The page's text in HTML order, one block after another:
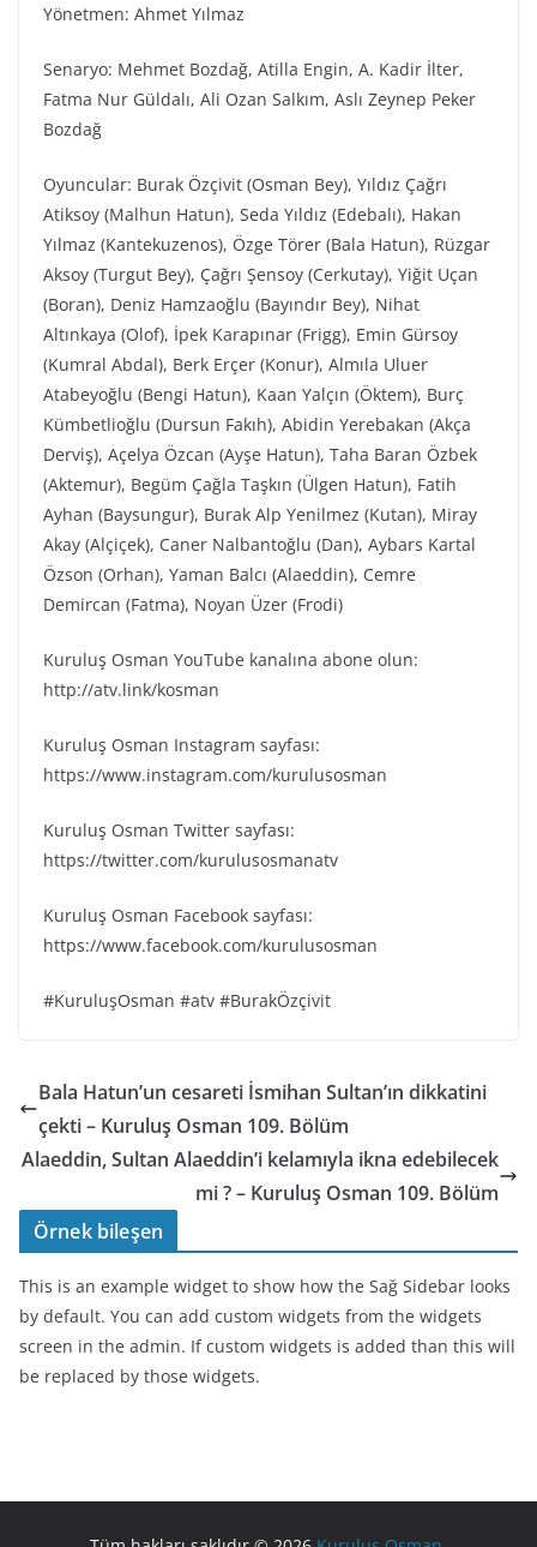
Yönetmen: Ahmet Yılmaz
Senaryo: Mehmet Bozdağ, Atilla Engin, A. Kadir İlter,
Fatma Nur Güldalı, Ali Ozan Salkım, Aslı Zeynep Peker
Bozdağ
Oyuncular: Burak Özçivit (Osman Bey), Yıldız Çağrı
Atiksoy (Malhun Hatun), Seda Yıldız (Edebalı), Hakan
Yılmaz (Kantekuzenos), Özge Törer (Bala Hatun), Rüzgar
Aksoy (Turgut Bey), Çağrı Şensoy (Cerkutay), Yiğit Uçan
(Boran), Deniz Hamzaoğlu (Bayındır Bey), Nihat
Altınkaya (Olof), İpek Karapınar (Frigg), Emin Gürsoy
(Kumral Abdal), Berk Erçer (Konur), Almıla Uluer
Atabeyoğlu (Bengi Hatun), Kaan Yalçın (Öktem), Burç
Kümbetlioğlu (Dursun Fakıh), Abidin Yerebakan (Akça
Derviş), Açelya Özcan (Ayşe Hatun), Taha Baran Özbek
(Aktemur), Begüm Çağla Taşkın (Ülgen Hatun), Fatih
Ayhan (Baysungur), Burak Alp Yenilmez (Kutan), Miray
Akay (Alçiçek), Caner Nalbantoğlu (Dan), Aybars Kartal
Özson (Orhan), Yaman Balcı (Alaeddin), Cemre
Demircan (Fatma), Noyan Üzer (Frodi)
Kuruluş Osman YouTube kanalına abone olun:
http://atv.link/kosman
Kuruluş Osman Instagram sayfası:
https://www.instagram.com/kurulusosman
Kuruluş Osman Twitter sayfası:
https://twitter.com/kurulusosmanatv
Kuruluş Osman Facebook sayfası:
https://www.facebook.com/kurulusosman
#KuruluşOsman #atv #BurakÖzçivit
Bala Hatun’un cesareti İsmihan Sultan’ın dikkatini
çekti – Kuruluş Osman 109. Bölüm
Alaeddin, Sultan Alaeddin’i kelamıyla ikna edebilecek
mi ? – Kuruluş Osman 109. Bölüm
Örnek bileşen
This is an example widget to show how the Sağ Sidebar looks
by default. You can add custom widgets from the widgets
screen in the admin. If custom widgets is added than this will
be replaced by those widgets.